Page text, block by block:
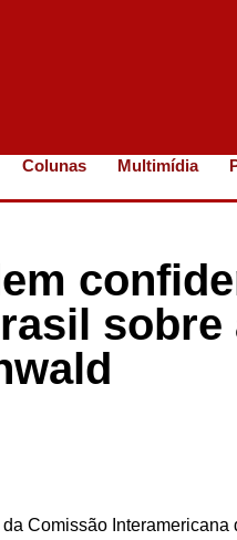
Colunas Multimídia
sobre
Comissão